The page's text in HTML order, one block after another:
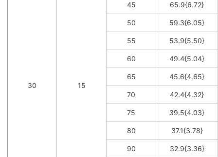
30 15
45 65.9{6.72}
50 59.3{6.05}
55 53.9{5.50}
60 49.4{5.04}
65 45.6{4.65}
70 42.4{4.32}
75 39.5{4.03}
80 37.1{3.78}
90 32.9{3.36}